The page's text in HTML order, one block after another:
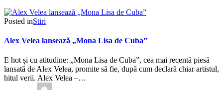
Posted inStiri
Alex Velea lansează „Mona Lisa de Cuba”
E hot și cu atitudine: „Mona Lisa de Cuba”, cea mai recentă piesă
lansată de Alex Velea, promite să fie, după cum declară chiar artistul,
hitul verii. Alex Velea –…